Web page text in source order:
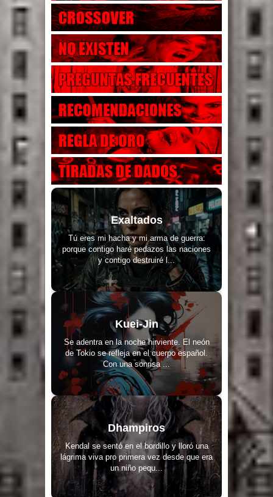
Exaltados
Tú eres mi hacha y mi arma de guerra:
porque contigo haré pedazos las naciones
y contigo destruiré l...
Kuei-Jin
Se adentra en la noche hirviente. El neón
de Tokio se refleja en el cuerpo español.
Con una sonrisa ...
Dhampiros
Kendal se sentó en el bordillo y lloró una
lágrima viva pro primera vez desde que era
un niño pequ...